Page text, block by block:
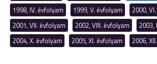
1998, IV. évfolyam
1999, V. évfolyam
2000,
2001, VII. évfolyam
2002, VIII. évfolyam
2003,
2004, X. évfolyam
2005, XI. évfolyam 2006,